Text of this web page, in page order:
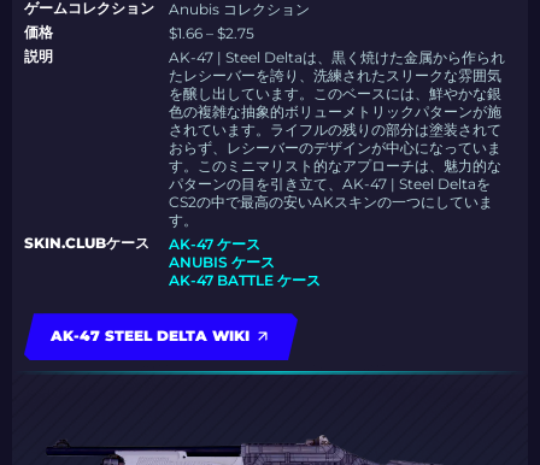
ゲームコレクション
Anubis コレクション
価格
$1.66 – $2.75
説明
AK-47 | Steel Deltaは、黒く焼けた金属から作られ
たレシーバーを誇り、洗練されたスリークな雰囲気
を醸し出しています。このベースには、鮮やかな銀
色の複雑な抽象的ボリューメトリックパターンが施
されています。ライフルの残りの部分は塗装されて
おらず、レシーバーのデザインが中心になっていま
す。このミニマリスト的なアプローチは、魅力的な
パターンの目を引き立て、AK-47 | Steel Deltaを
CS2の中で最高の安いAKスキンの一つにしていま
す。
SKIN.CLUBケース
AK-47 ケース
ANUBIS ケース
AK-47 BATTLE ケース
AK-47 STEEL DELTA WIKI